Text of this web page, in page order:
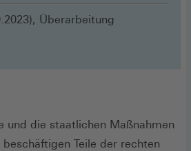
Überarbeitung
und die staatlichen Maßnahmen
Teile der rechten